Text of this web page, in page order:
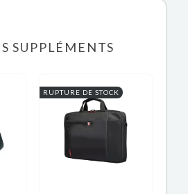
SUPPLÉMENTS
RUPTURE DE STOCK